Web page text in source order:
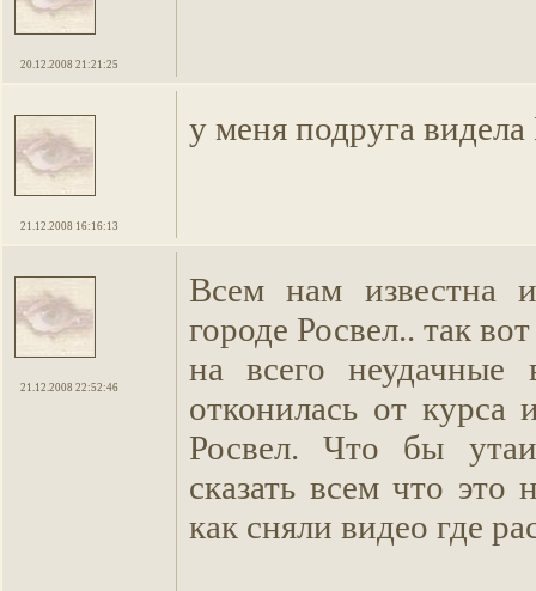
20.12.2008 21:21:25
21.12.2008 16:16:13
у меня подруга
21.12.2008 22:52:46
Всем нам известна
городе Росвел.. так
на всего неудачные
отконилась от курса
Росвел. Что бы
сказать всем что
как сняли видео где